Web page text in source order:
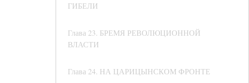
ГИБЕЛИ
Глава 23. БРЕМЯ РЕВОЛЮЦИОННОЙ
ВЛАСТИ
Глава 24. НА ЦАРИЦЫНСКОМ ФРОНТЕ